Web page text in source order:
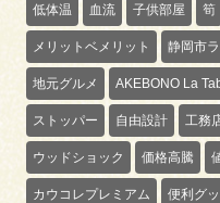
低体温 血流 子供部屋 筍
メリットベメリット 静岡市
地元グルメ AKEBONO La
ストッパー 自由設計 工務
ウッドショック 価格高騰
カウコレプレミアム 便利グ